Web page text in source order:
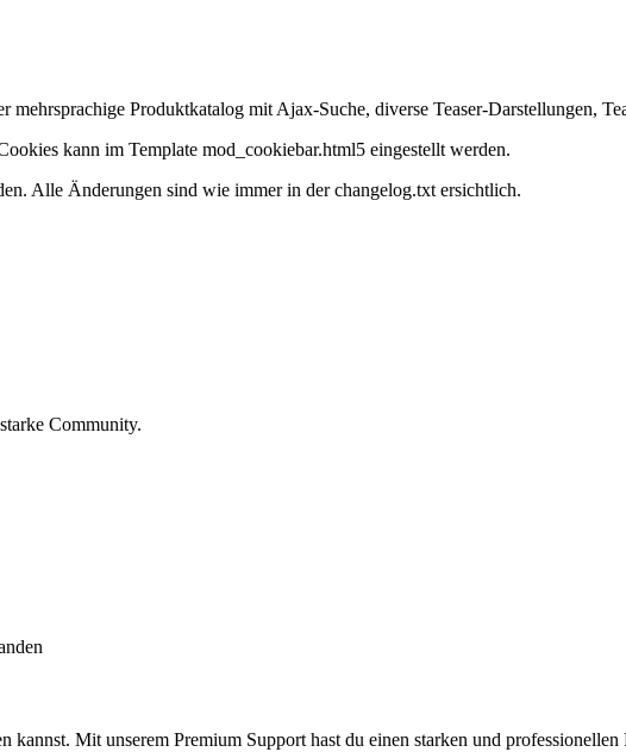
mehrsprachige Produktkatalog mit Ajax-Suche, diverse Teaser-Darstellungen,
kann im Template mod_cookiebar.html5 eingestellt werden.
Alle Änderungen sind wie immer in der changelog.txt ersichtlich.
Community.
Mit unserem Premium Support hast du einen starken und professionellen